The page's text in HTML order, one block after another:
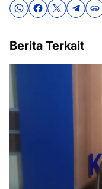
Berita Terkait